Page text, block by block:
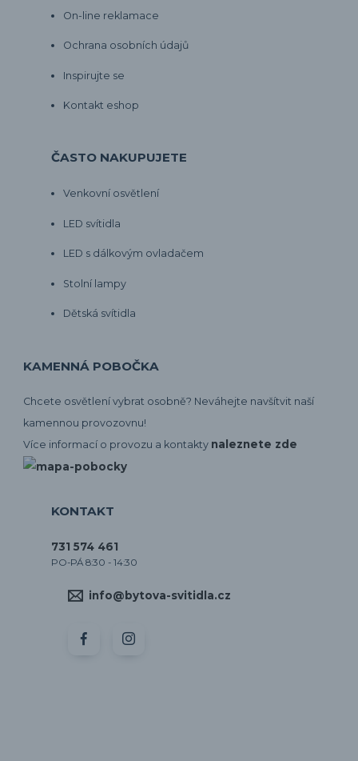
On-line reklamace
Ochrana osobních údajů
Inspirujte se
Kontakt eshop
ČASTO NAKUPUJETE
Venkovní osvětlení
LED svítidla
LED s dálkovým ovladačem
Stolní lampy
Dětská svítidla
KAMENNÁ POBOČKA
Chcete osvětlení vybrat osobně? Neváhejte navšítvit naší
kamennou provozovnu!
Více informací o provozu a kontakty naleznete zde
KONTAKT
731 574 461
PO-PÁ 8:30 - 14:30
info@bytova-svitidla.cz